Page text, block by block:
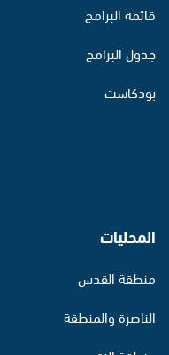
قائمة البرامج
جدول البرامج
بودكاست
المحليات
منطقة القدس
الناصرة والمنطقة